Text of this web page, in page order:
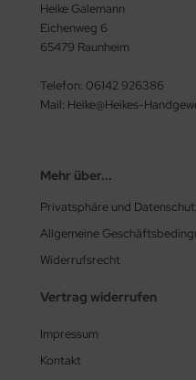
Heike Galemann
Eichenweg 6
65479 Raunheim
Telefon: 06142 926386
Mail: Heike@Heikes-
Mehr über...
Privatsphäre und
Allgemeine
Widerrufsrecht
Vertrag widerrufen
Impressum
Kontakt